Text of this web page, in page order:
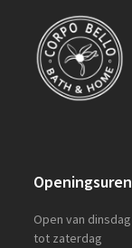
Openingsuren
Open van dinsdag
tot zaterdag